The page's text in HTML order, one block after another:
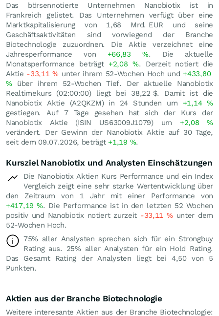
Das börsennotierte Unternehmen Nanobiotix ist in
Frankreich gelistet. Das Unternehmen verfügt über eine
Marktkapitalisierung von 1,68 Mrd. EUR und seine
Geschäftsaktivitäten sind vorwiegend der Branche
Biotechnologie zuzuordnen. Die Aktie verzeichnet eine
Jahresperformance von +66,83%. Die aktuelle
Monatsperformance beträgt +2,08%. Derzeit notiert die
Aktie -33,11% unter ihrem 52-Wochen Hoch und +433,80
%über ihrem 52-Wochen Tief. Der aktuelle Nanobiotix
Realtimekurs (02:00:00) liegt bei 38,22 $. Damit ist die
Nanobiotix Aktie (A2QKZM) in 24 Stunden um +1,14%
gestiegen. Auf 7 Tage gesehen hat sich der Kurs der
Nanobiotix Aktie (ISIN US63009J1079) um +2,08%
verändert. Der Gewinn der Nanobiotix Aktie auf 30 Tage,
seit dem 09.07.2026, beträgt +1,19 %.
Kursziel Nanobiotix und Analysten Einschätzungen
Die Nanobiotix Aktien Kurs Performance und ein Index
Vergleich zeigt eine sehr starke Wertentwicklung über
den Zeitraum von 1 Jahr mit einer Performance von
+417,19%. Die Performance ist in den letzten 52 Wochen
positiv und Nanobiotix notiert zurzeit -33,11%unter dem
52-Wochen Hoch.
75% aller Analysten sprechen sich für ein Strongbuy
Rating aus. 25% aller Analysten für ein Hold Rating.
Das Gesamt Rating der Analysten liegt bei 4,50 von 5
Punkten.
Aktien aus der Branche Biotechnologie
Weitere interesante Aktien aus der Branche Biotechnologie: